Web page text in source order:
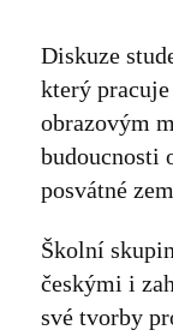
Diskuze
který
obrazovým
budoucnosti
posvátné
Školní
českými i
své tvorby